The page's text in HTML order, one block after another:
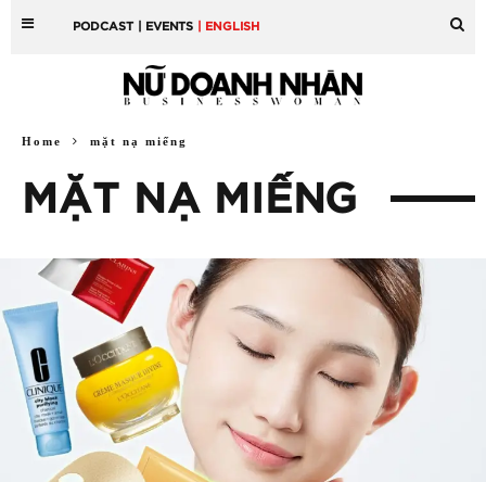
PODCAST | EVENTS | ENGLISH
Home mặt nạ miếng
MẶT NẠ MIẾNG